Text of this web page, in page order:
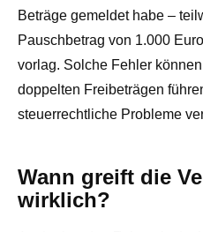
Beträge gemeldet habe –
Pauschbetrag von 1.000
vorlag. Solche Fehler
doppelten Freibeträgen
steuerrechtliche Probleme
Wann greift die
wirklich?